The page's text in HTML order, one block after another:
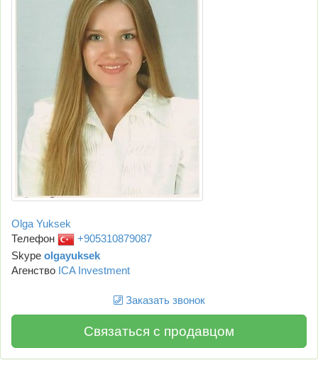
Olga Yuksek
Телефон
+905310879087
Skype olgayuksek
Агенство ICA Investment
Заказать звонок
Связаться с продавцом